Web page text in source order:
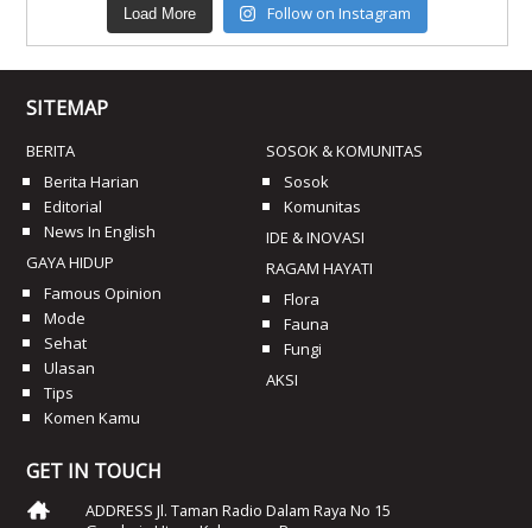
Load More Follow on Instagram
SITEMAP
BERITA
Berita Harian
Editorial
News In English
GAYA HIDUP
Famous Opinion
Mode
Sehat
Ulasan
Tips
Komen Kamu
SOSOK & KOMUNITAS
Sosok
Komunitas
IDE & INOVASI
RAGAM HAYATI
Flora
Fauna
Fungi
AKSI
GET IN TOUCH
ADDRESS Jl. Taman Radio Dalam Raya No 15